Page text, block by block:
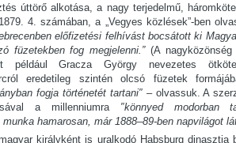
úttörő alkotása, a nagy terjedelmű,
4. számában, a „Vegyes közlések”-ben
előfizetési felhívást bocsátott ki
füzetekben fog megjelenni.” (A
például Gracza György nevezetes
eredetileg szintén olcsó füzetek
fogja történetét tartani″ – olvassuk. A
a millenniumra″könnyed modorban
hamarosan, már 1888–89-ben napvilágot
királyként is uralkodó Habsburg dinasztia